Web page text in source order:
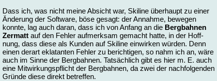
Dass ich, was nicht mei­ne Ab­sicht war, Ski­line über­haupt zu ei­ner
Än­de­rung der Soft­ware, bö­se ge­sagt: der An­nah­me, be­we­gen
konn­te, lag auch dar­an, dass ich von An­fang an die Berg­bah­nen
Zer­matt auf den Feh­ler auf­merk­sam ge­macht hat­te, in der Hoff­
nung, dass die­se als Kun­den auf Ski­line ein­wir­ken wür­den. Denn
ei­nen der­art ekla­tan­ten Feh­ler zu be­rich­ti­gen, so nahm ich an, wä­re
auch im Sin­ne der Berg­bah­nen. Tat­säch­lich gibt es hier m. E. auch
ei­ne Mit­wir­kungs­pflicht der Berg­bah­nen, da zwei der nach­fol­gen­den
Grün­de die­se di­rekt be­tref­fen.